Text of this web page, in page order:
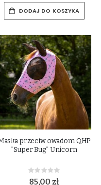
DODAJ DO KOSZYKA
przeciw owadom QHP
"Super Bug" Unicorn
Rating:
0%
85,00 zł